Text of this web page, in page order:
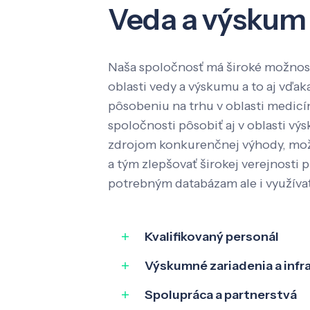
Veda a výskum
Naša spoločnosť má široké
oblasti vedy a výskumu a to aj
pôsobeniu na trhu v oblasti
spoločnosti pôsobiť aj v oblasti
zdrojom konkurenčnej výhody,
a tým zlepšovať širokej verejnosti
potrebným databázam ale i
Kvalifikovaný personál
Výskumné zariadenia a
Spolupráca a partnerstvá